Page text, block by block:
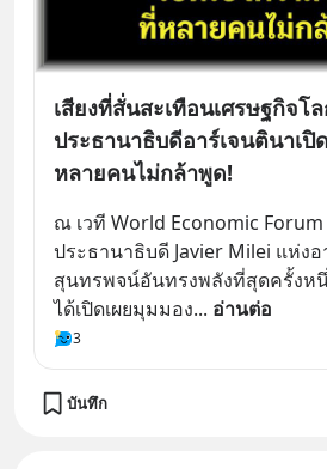
เสียงที่สั่นสะเทือนเศรษฐกิจโ
ประธานาธิบดีอาร์เจนตินาเปิ
หลายคนไม่กล้าพูด!
ณ เวที World Economic Forum
ประธานาธิบดี Javier Milei แห่ง
สุนทรพจน์อันทรงพลังที่สุดครั้งห
ได้เปิดเผยมุมมอง... อ่านต่อ
3
บันทึก